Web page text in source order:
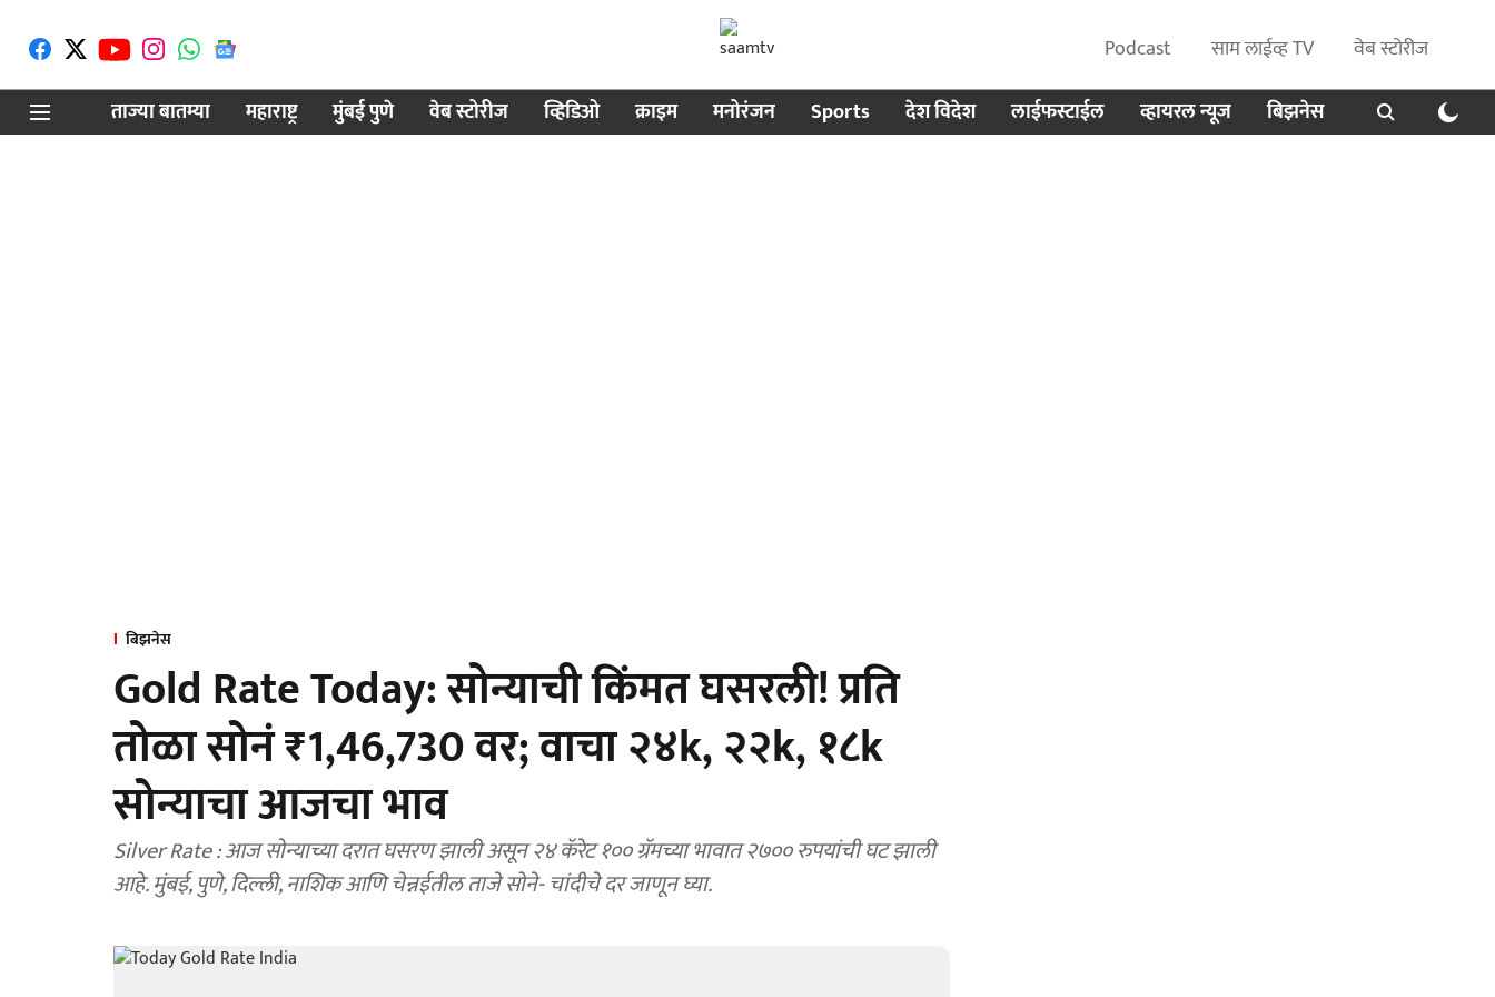
Podcast साम लाईव्ह TV
वेब स्टोरीज
ताज्या बातम्या
महाराष्ट्र मुंबई पुणे वेब स्टोरीज व्हिडिओ क्राइम मनोरंजन Sports देश विदेश लाईफस्टाईल व्हायरल न्यूज बिझनेस
बिझनेस
Gold Rate Today: सोन्याची किंमत घसरली! प्रति
तोळा सोनं ₹1,46,730 वर; वाचा २४k, २२k, १८k
सोन्याचा आजचा भाव
Silver Rate : आज सोन्याच्या दरात घसरण झाली असून २४ कॅरेट १०० ग्रॅमच्या भावात २७०० रुपयांची घट झाली
आहे. मुंबई, पुणे, दिल्ली, नाशिक आणि चेन्नईतील ताजे सोने- चांदीचे दर जाणून घ्या.